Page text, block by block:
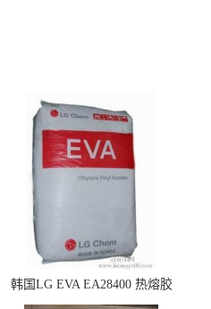
韩国LG EVA EA28400 热熔胶